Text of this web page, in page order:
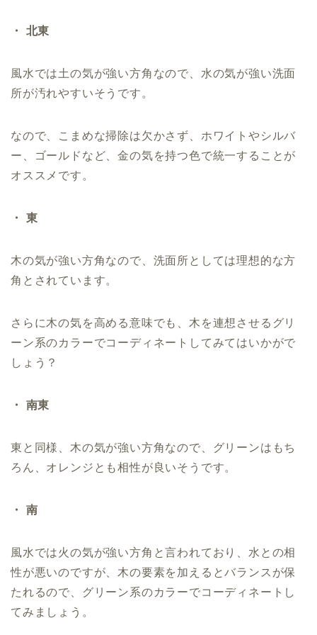
・ 北東
風水では土の気が強い方角なので、水の気が強い洗面
所が汚れやすいそうです。
なので、こまめな掃除は欠かさず、ホワイトやシルバ
ー、ゴールドなど、金の気を持つ色で統一することが
オススメです。
・ 東
木の気が強い方角なので、洗面所としては理想的な方
角とされています。
さらに木の気を高める意味でも、木を連想させるグリ
ーン系のカラーでコーディネートしてみてはいかがで
しょう？
・ 南東
東と同様、木の気が強い方角なので、グリーンはもち
ろん、オレンジとも相性が良いそうです。
・ 南
風水では火の気が強い方角と言われており、水との相
性が悪いのですが、木の要素を加えるとバランスが保
たれるので、グリーン系のカラーでコーディネートし
てみましょう。